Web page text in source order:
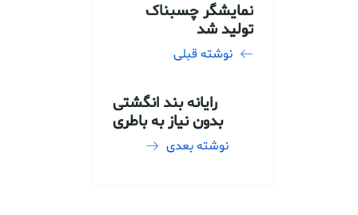
نمایشگر چسبناک
تولید شد
نوشته قبلی
رایانه بند انگشتی
بدون نیاز به باطری
نوشته بعدی